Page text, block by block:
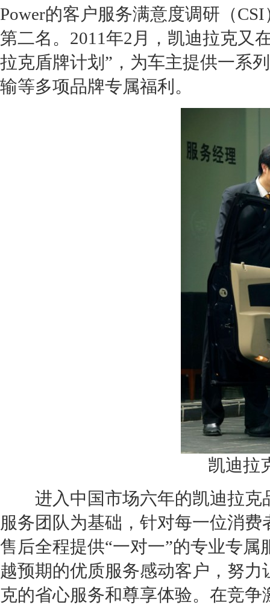
Power的客户服务满意度调研（
第二名。2011年2月， 凯迪拉克又
拉克盾牌计划”，为车主提供一系
输等多项品牌专属福利。
凯迪拉
进入中国市场六年的凯迪拉克
服务团队为基础，针对每一位消
售后全程提供“一对一”的专业专
越预期的优质服务感动客户，努
克的省心服务和尊享体验。在竞